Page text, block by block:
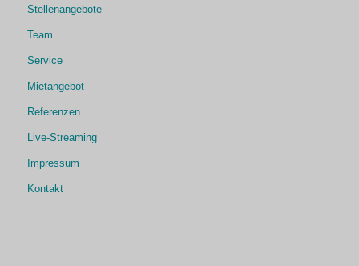
Stellenangebote
Team
Service
Mietangebot
Referenzen
Live-Streaming
Impressum
Kontakt